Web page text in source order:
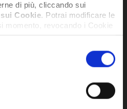
di più, cliccando sui
Cookie. Potrai modificare le
momento, revocando i Cookie
direttamente dalle
interessarti